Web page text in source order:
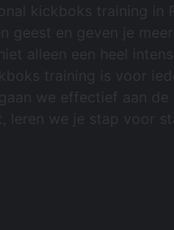
kickboks training
en geven je
alleen een heel
training is voor
we effectief aan
we je stap voor